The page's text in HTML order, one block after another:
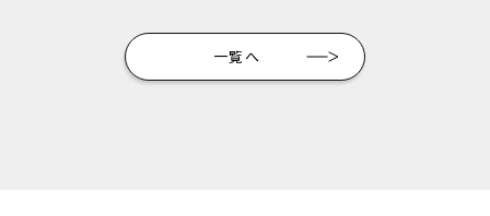
一覧へ